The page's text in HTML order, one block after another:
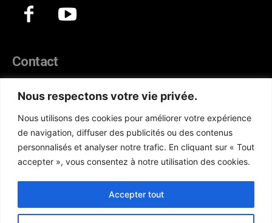
Nous respectons votre vie privée.
Nous utilisons des cookies pour améliorer votre expérience
de navigation, diffuser des publicités ou des contenus
personnalisés et analyser notre trafic. En cliquant sur « Tout
accepter », vous consentez à notre utilisation des cookies.
Accepter tout
Contact
Téléphone :(+221) 70 330 86 87‬
WhatsApp : (+33) 6 52 17 85 46
E-mail : redaction@atlanticactu.com
E-mail : commercial@atlanticactu.com
Nous écrire Qui sommes-nous ?